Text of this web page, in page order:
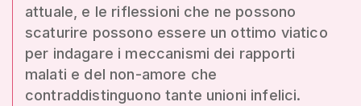
attuale, e le riflessioni che ne possono
scaturire possono essere un ottimo viatico
per indagare i meccanismi dei rapporti
malati e del non-amore che
contraddistinguono tante unioni infelici.